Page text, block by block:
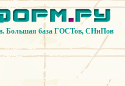
Большая база ГОСТов, СНиПов